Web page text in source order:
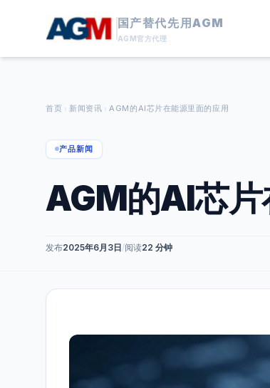
国产替代先用AGM
AGM官方代理
首页 新闻资讯 AGM的AI芯片在能源里面的应用
产品新闻
AGM的AI芯片
发布2025年6月3日/阅读22 分钟